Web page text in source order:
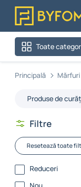
Toate
Principală
Produse de
Filtre
Resetează toate
Reduceri